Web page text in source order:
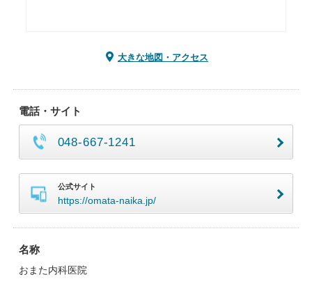
大きな地図・アクセス
電話・サイト
048-667-1241
公式サイト
https://omata-naika.jp/
名称
おまた内科医院